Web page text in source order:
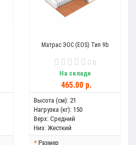
Матрас ЭОС (EOS) Тип 9b
0
На складе
465.00 р.
Высота (см): 21
Нагрузка (кг): 150
Верх: Средний
Низ: Жесткий
Размер